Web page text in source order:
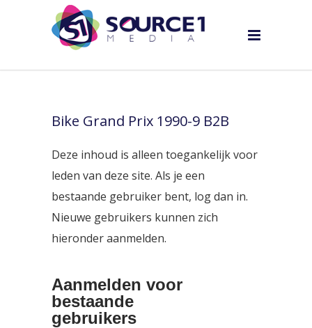
Bike Grand Prix 1990-9 B2B
Deze inhoud is alleen toegankelijk voor
leden van deze site. Als je een
bestaande gebruiker bent, log dan in.
Nieuwe gebruikers kunnen zich
hieronder aanmelden.
Aanmelden voor
bestaande
gebruikers